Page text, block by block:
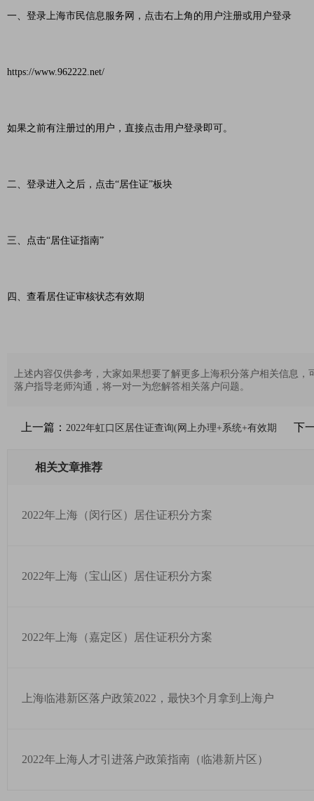
一、登录上海市民信息服务网，点击右上角的用户注册或用户登录
https://www.962222.net/
如果之前有注册过的用户，直接点击用户登录即可。
二、登录进入之后，点击“居住证”板块
三、点击“居住证指南”
四、查看居住证审核状态有效期
上述内容仅供参考，大家如果想要了解更多上海积分落户相关信息
落户指导老师沟通，将一对一为您解答相关落户问题。
上一篇： 2022年虹口区居住证查询(网上办理+系统+有效期 下
相关文章推荐
2022年上海（闵行区）居住证积分方案
2022年上海（宝山区）居住证积分方案
2022年上海（嘉定区）居住证积分方案
上海临港新区落户政策2022，最快3个月拿到上海户
2022年上海人才引进落户政策指南（临港新片区）